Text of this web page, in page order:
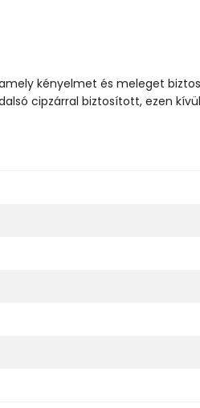
kényelmet és meleget
cipzárral biztosított, ezen